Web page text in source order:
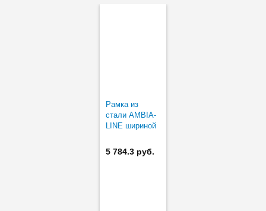
Рамка из
стали AMBIA-
LINE шириной
низкий ящик
(короткая)
5 784.3 руб.